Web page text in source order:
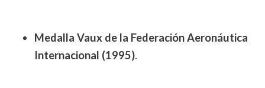
Medalla Vaux de la Federación Aeronáutica
Internacional (1995).